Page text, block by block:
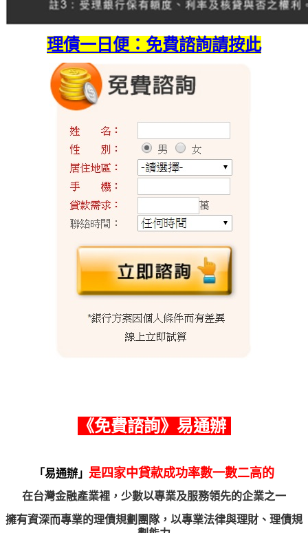
理債一日便：免費諮詢請按此
《免費諮詢》易通辦
「易通辦」 是四家中貸款成功率數一數二高的
在台灣金融產業裡，少數以專業及服務領先的企業之一
擁有資深而專業的理債規劃團隊， 以專業法律與理財、理債規